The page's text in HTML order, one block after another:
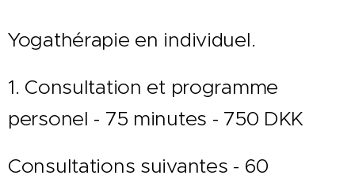
Yogathérapie en individuel.
1. Consultation et programme
personel - 75 minutes - 750 DKK
Consultations suivantes - 60